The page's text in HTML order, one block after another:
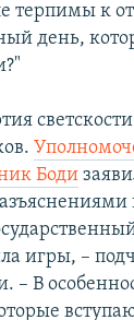
терпимы к
день,
Боди
игры, –
– В